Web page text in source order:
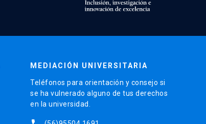
MEDIACIÓN UNIVERSITARIA
Teléfonos para orientación y consejo si
se ha vulnerado alguno de tus derechos
en la universidad.